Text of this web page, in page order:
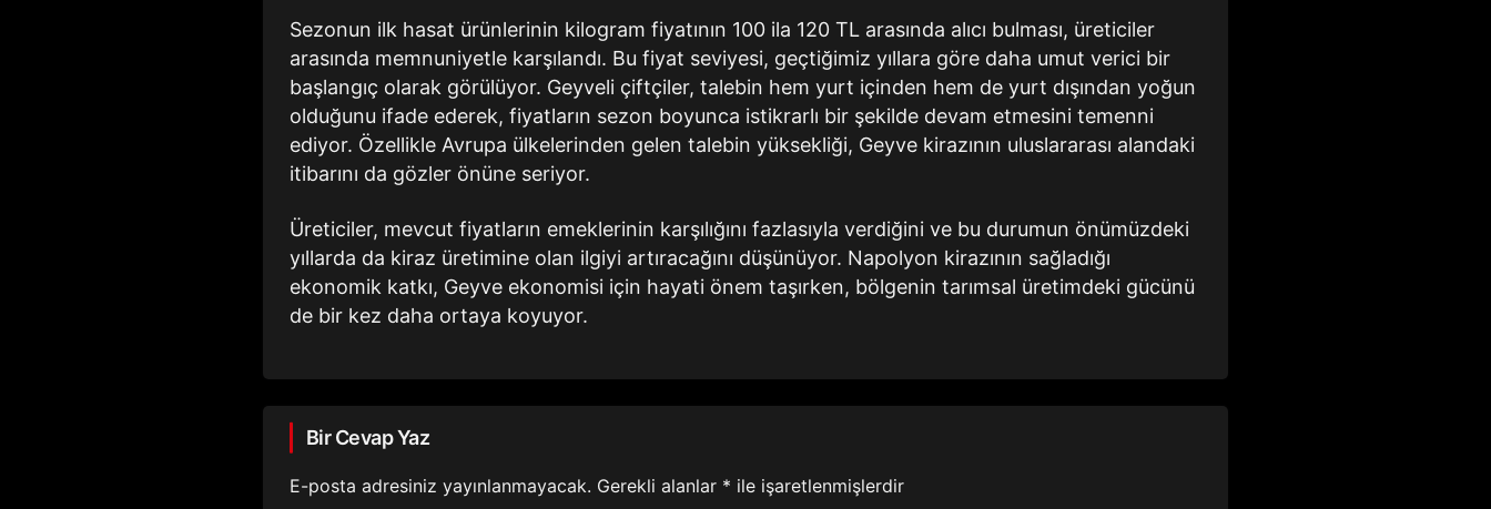
Sezonun ilk hasat ürünlerinin kilogram fiyatının 100 ila 120 TL arasında alıcı bulması, üreticiler
arasında memnuniyetle karşılandı. Bu fiyat seviyesi, geçtiğimiz yıllara göre daha umut verici bir
başlangıç olarak görülüyor. Geyveli çiftçiler, talebin hem yurt içinden hem de yurt dışından yoğun
olduğunu ifade ederek, fiyatların sezon boyunca istikrarlı bir şekilde devam etmesini temenni
ediyor. Özellikle Avrupa ülkelerinden gelen talebin yüksekliği, Geyve kirazının uluslararası alandaki
itibarını da gözler önüne seriyor.
Üreticiler, mevcut fiyatların emeklerinin karşılığını fazlasıyla verdiğini ve bu durumun önümüzdeki
yıllarda da kiraz üretimine olan ilgiyi artıracağını düşünüyor. Napolyon kirazının sağladığı
ekonomik katkı, Geyve ekonomisi için hayati önem taşırken, bölgenin tarımsal üretimdeki gücünü
de bir kez daha ortaya koyuyor.
Bir Cevap Yaz
E-posta adresiniz yayınlanmayacak. Gerekli alanlar * ile işaretlenmişlerdir